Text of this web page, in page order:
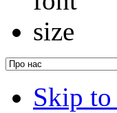
Skip